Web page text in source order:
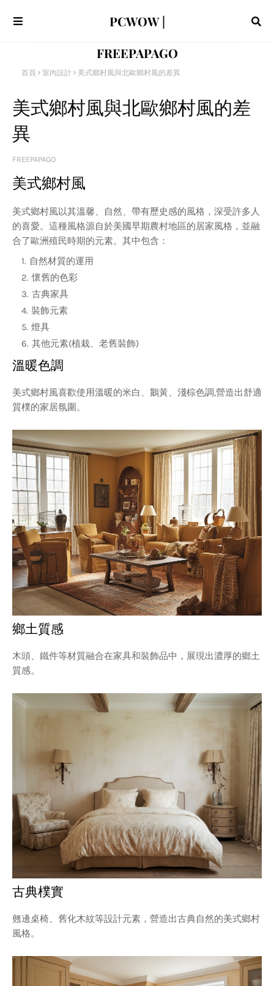
PCWOW |
FREEPAPAGO
首頁 室內設計 美式鄉村風與北歐鄉村風的差異
美式鄉村風與北歐鄉村風的差
異
FREEPAPAGO
美式鄉村風
美式鄉村風以其溫馨、自然、帶有歷史感的風格，深受許多人
的喜愛。這種風格源自於美國早期農村地區的居家風格，並融
合了歐洲殖民時期的元素。其中包含：
自然材質的運用
懷舊的色彩
古典家具
裝飾元素
燈具
其他元素(植栽、老舊裝飾)
溫暖色調
美式鄉村風喜歡使用溫暖的米白、鵝黃、淺棕色調,營造出舒適
質樸的家居氛圍。
鄉土質感
木頭、鐵件等材質融合在家具和裝飾品中，展現出濃厚的鄉土
質感。
古典樸實
翹邊桌椅、舊化木紋等設計元素，營造出古典自然的美式鄉村
風格。